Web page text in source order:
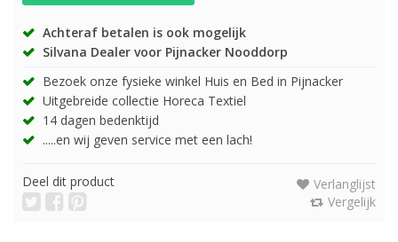
Achteraf betalen is ook mogelijk
Silvana Dealer voor Pijnacker Nooddorp
Bezoek onze fysieke winkel Huis en Bed in Pijnacker
Uitgebreide collectie Horeca Textiel
14 dagen bedenktijd
.....en wij geven service met een lach!
Deel dit product
Verlanglijst
Vergelijk